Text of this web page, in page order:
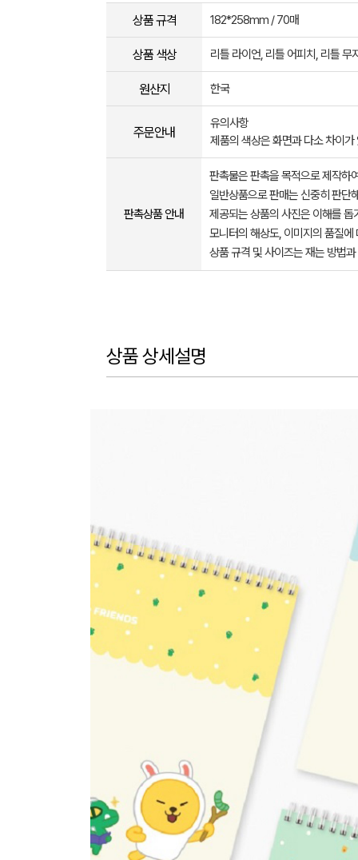
상품 규격 182*258mm / 70매
상품 색상 리틀 라이언, 리틀 어피치, 리틀 무
원산지 한국
주문안내
유의사항
제품의 색상은 화면과 다소 차이가
판촉상품 안내
판촉물은 판촉을 목적으로 제작하
일반상품으로 판매는 신중히 판단
제공되는 상품의 사진은 이해를
모니터의 해상도, 이미지의 품질
상품 규격 및 사이즈는 재는 방법
상품 상세설명